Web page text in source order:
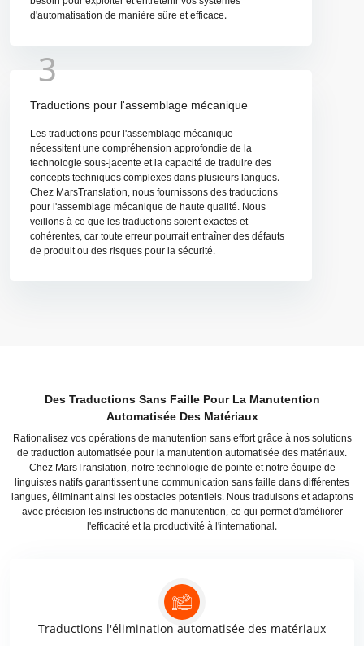
d'automatisation de manière sûre et efficace.
3
Traductions pour l'assemblage mécanique
Les traductions pour l'assemblage mécanique
nécessitent une compréhension approfondie de la
technologie sous-jacente et la capacité de traduire des
concepts techniques complexes dans plusieurs langues.
Chez MarsTranslation, nous fournissons des traductions
pour l'assemblage mécanique de haute qualité. Nous
veillons à ce que les traductions soient exactes et
cohérentes, car toute erreur pourrait entraîner des défauts
de produit ou des risques pour la sécurité.
Des Traductions Sans Faille Pour La Manutention
Automatisée Des Matériaux
Rationalisez vos opérations de manutention sans effort grâce à nos solutions
de traduction automatisée pour la manutention automatisée des matériaux.
Chez MarsTranslation, notre technologie de pointe et notre équipe de
linguistes natifs garantissent une communication sans faille dans différentes
langues, éliminant ainsi les obstacles potentiels. Nous traduisons et adaptons
avec précision les instructions de manutention, ce qui permet d'améliorer
l'efficacité et la productivité à l'international.
Traductions l'élimination automatisée des matériaux